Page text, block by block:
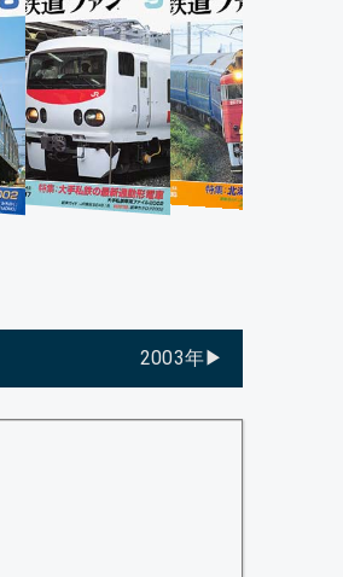
2003年▶︎